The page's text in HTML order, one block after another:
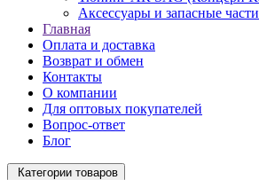
Аксессуары и запасные
Главная
Оплата и доставка
Возврат и обмен
Контакты
О компании
Для оптовых покупателей
Вопрос-ответ
Блог
Категории товаров